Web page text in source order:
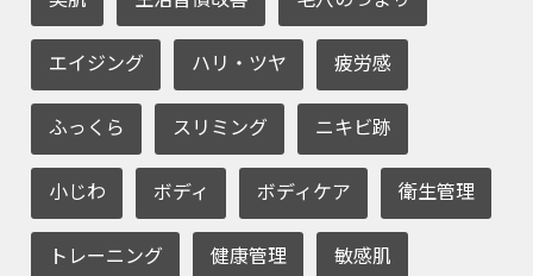
エイジング ハリ・ツヤ 疲労感
ふっくら スリミング ニキビ跡
小じわ ボディ ボディケア 衛生管理
トレーニング 健康管理 敏感肌